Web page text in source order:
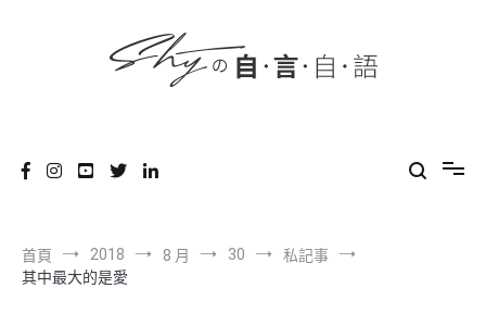
首頁 2018 8 月 30
私記事
其中最大的是愛